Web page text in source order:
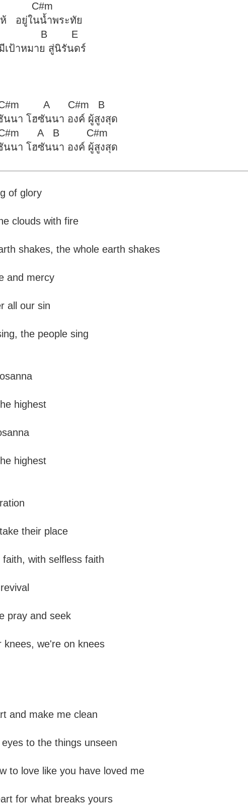
อยู่ในน้ำพระทัย
E
ป้าหมาย สู่นิรันดร์
B C#m A C#m B
นา โฮซันนา องค์ ผู้สูงสุด
C#m A B C#m
นา โฮซันนา องค์ ผู้สูงสุด
of glory
clouds with fire
shakes, the whole earth shakes
and mercy
all our sin
sing, the people sing
the highest
highest
generation
to take their place
faith, with selfless faith
near revival
as we pray and seek
our knees, we're on knees
heart and make me clean
my eyes to the things unseen
how to love like you have loved me
heart for what breaks yours